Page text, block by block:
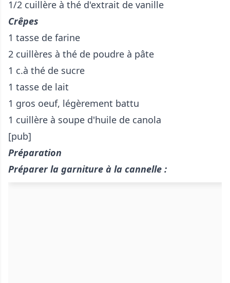
1/2 cuillère à thé d'extrait de vanille
Crêpes
1 tasse de farine
2 cuillères à thé de poudre à pâte
1 c.à thé de sucre
1 tasse de lait
1 gros oeuf, légèrement battu
1 cuillère à soupe d'huile de canola
[pub]
Préparation
Préparer la garniture à la cannelle :